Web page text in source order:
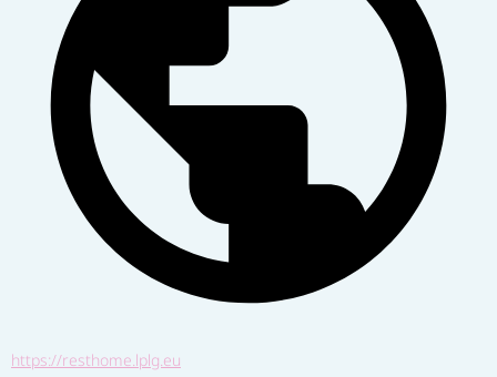
https://resthome.lplg.eu